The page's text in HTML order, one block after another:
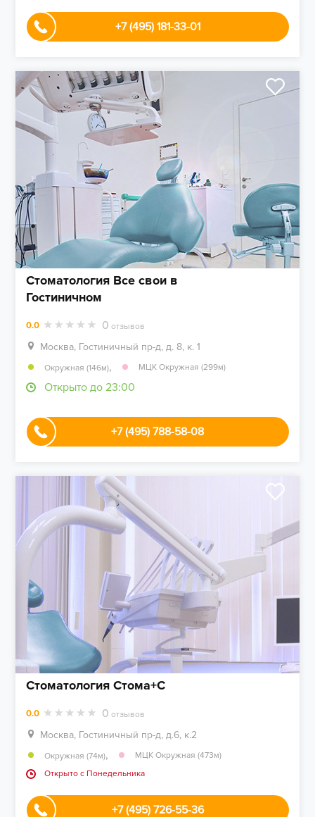
+7 (495) 181-33-01
Стоматология Все свои в
Гостиничном
0.0 0 отзывов
Москва, Гостиничный пр-д, д. 8, к. 1
Окружная (146м), МЦК Окружная (299м)
Открыто до 23:00
+7 (495) 788-58-08
Стоматология Стома+С
0.0 0 отзывов
Москва, Гостиничный пр-д, д.6, к.2
Окружная (74м),
МЦК Окружная (473м)
Открыто c Понедельника
+7 (495) 726-55-36